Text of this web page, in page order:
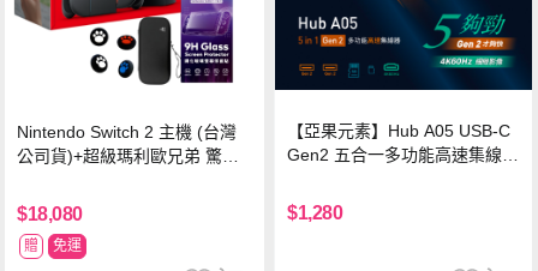
Nintendo Switch 2 主機 (台灣
公司貨)+超級瑪利歐兄弟 驚奇
球 狂熱 中文版
$18,080
贈 免運
【亞果元素】Hub A05 USB-C
Gen2 五合一多功能高速集線
$1,280